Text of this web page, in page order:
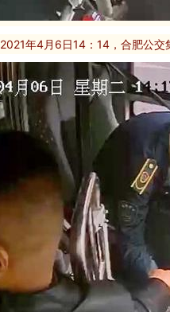
2021年4月6日14：14，合肥公交